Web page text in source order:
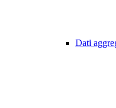
Dati